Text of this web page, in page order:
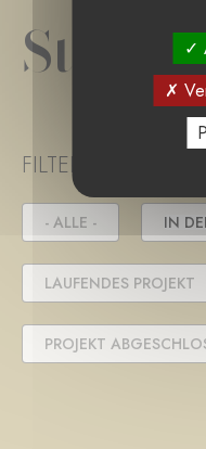
FILTER PROJECT
- ALLE - IN
LAUFENDES PROJEKT
PROJEKT